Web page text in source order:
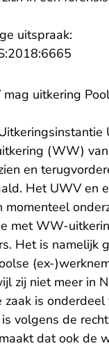
uitspraak:
uitkering
(WW)
en
Het UWV en
met WW-
Het is namelijk
(ex-
zij niet meer in
zaak is
volgens de
dat ook de